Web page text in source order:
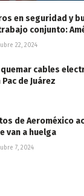
en seguridad y
conjunto:
22, 2024
quemar cables
de Juárez
de Aeroméxico
van a huelga
7, 2024